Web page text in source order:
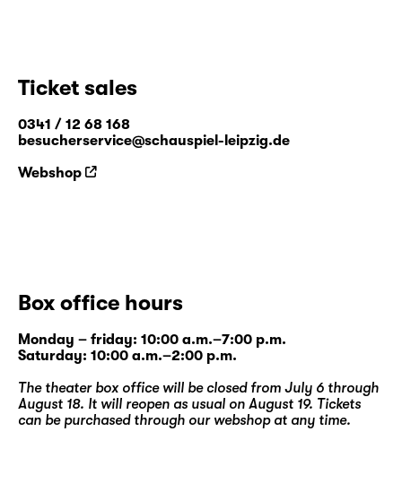
Ticket sales
0341 / 12 68 168
besucherservice@schauspiel-leipzig.de
Webshop
Box office hours
Monday – friday: 10:00 a.m.–7:00 p.m.
Saturday: 10:00 a.m.–2:00 p.m.
The theater box office will be closed from July 6 through
August 18. It will reopen as usual on August 19. Tickets
can be purchased through our webshopat any time.